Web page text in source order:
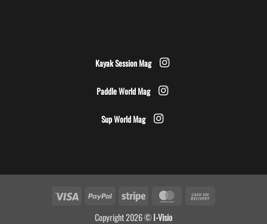
Kayak Session Mag
Paddle World Mag
Sup World Mag
Visa PayPal Stripe MasterCard
Copyright 2026 ©I-Visio